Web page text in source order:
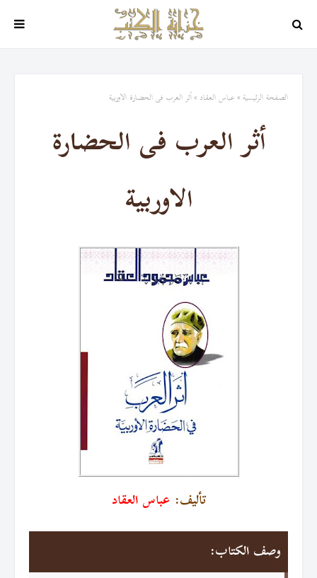
الصفحة الرئيسية عباس العقاد أثر العرب فى الحضارة الاوربية
أثر العرب فى الحضارة
الاوربية
تأليف: عباس العقاد
وصف الكتاب: